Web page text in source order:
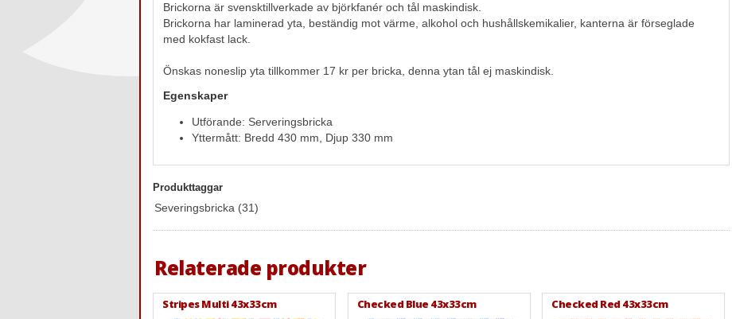
Brickorna är svensktillverkade av björkfanér och tål maskindisk.
Brickorna har laminerad yta, beständig mot värme, alkohol och hushållskemikalier, kanterna är förseglade
med kokfast lack.
Önskas noneslip yta tillkommer 17 kr per bricka, denna ytan tål ej maskindisk.
Egenskaper
Utförande: Serveringsbricka
Yttermått: Bredd 430 mm, Djup 330 mm
Produkttaggar
Severingsbricka (31)
Relaterade produkter
Stripes Multi 43x33cm Checked Blue 43x33cm Checked Red 43x33cm